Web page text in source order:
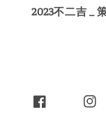
2023不二吉 _